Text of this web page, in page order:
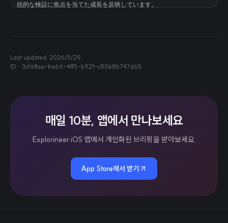
括的な検証に焦点を当てた成長を反映しています。
Last updated: 2026/5/29
ID · 3cf6ffaa-ba66-4ff5-b921-c80b8b747d65
매일 10분, 앱에서 만나보세요
Explorineer iOS 앱에서 개인화된 브리핑을 받아보세요.
App Store에서 받기